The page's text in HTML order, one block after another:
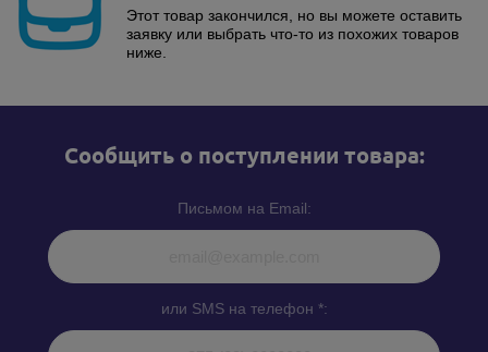
Этот товар закончился, но вы можете оставить
заявку или выбрать что-то из похожих товаров
ниже.
Cообщить о поступлении товара:
Письмом на Email:
или SMS на телефон *: